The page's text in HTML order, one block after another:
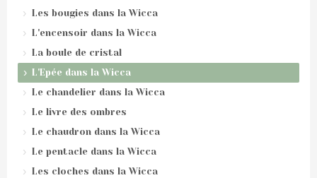
Les bougies dans la Wicca
L'encensoir dans la Wicca
La boule de cristal
L'Epée dans la Wicca
Le chandelier dans la Wicca
Le livre des ombres
Le chaudron dans la Wicca
Le pentacle dans la Wicca
Les cloches dans la Wicca